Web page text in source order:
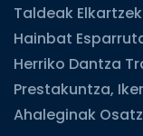
Taldeak
Hainbat
Herriko Dantza
Prestakuntza,
Ahaleginak